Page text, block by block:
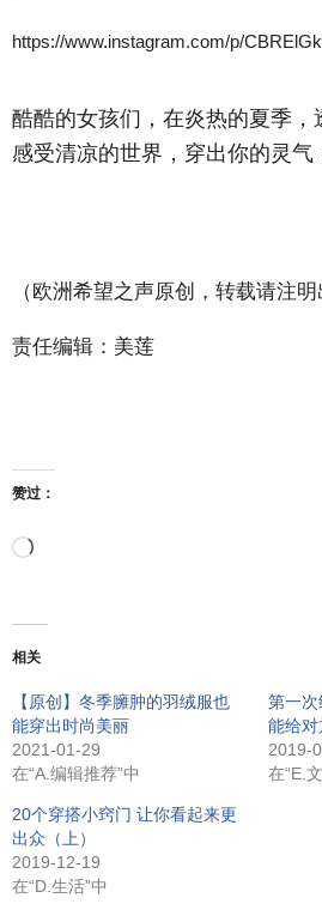
https://www.instagram.com/p/
酷酷的女孩们，在炎热的夏季，
感受清凉的世界，穿出你的灵气
（欧洲希望之声原创，转载请注明
责任编辑：美莲
赞过：
正
加
载…
相关
【原创】冬季臃肿的羽绒服也
能穿出时尚美丽
2021-01-29
在“A.编辑推荐”中
第一
能给对
2019-
在“E.
20个穿搭小窍门 让你看起来更
出众（上）
2019-12-19
在“D.生活”中